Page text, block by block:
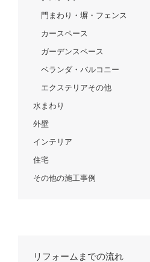
門まわり・塀・フェンス
カースペース
ガーデンスペース
ベランダ・バルコニー
エクステリアその他
水まわり
外壁
インテリア
住宅
その他の施工事例
リフォームまでの流れ